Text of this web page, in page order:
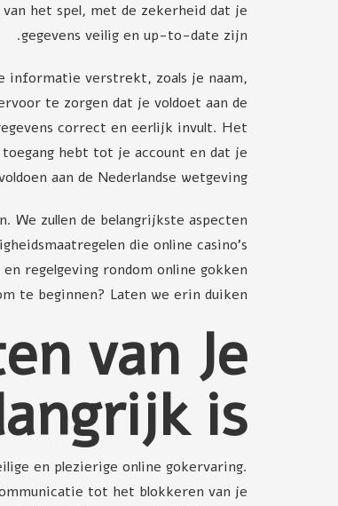
het spel, met de zekerheid dat je
gegevens veilig en up-to-date zijn.
informatie verstrekt, zoals je naam,
te zorgen dat je voldoet aan de
correct en eerlijk invult. Het
hebt tot je account en dat je
aan de Nederlandse wetgeving.
We zullen de belangrijkste aspecten
die online casino's
regelgeving rondom online gokken
te beginnen? Laten we erin duiken!
van Je
is
en plezierige online gokervaring.
tot het blokkeren van je